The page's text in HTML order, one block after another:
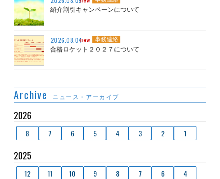
紹介割引キャンペーンについて
2026.08.04new 事務連絡
合格ロケット２０２７について
Archive ニュース・アーカイブ
2026
8 7 6 5 4 3 2 1
2025
12 11 10 9 8 7 6
4